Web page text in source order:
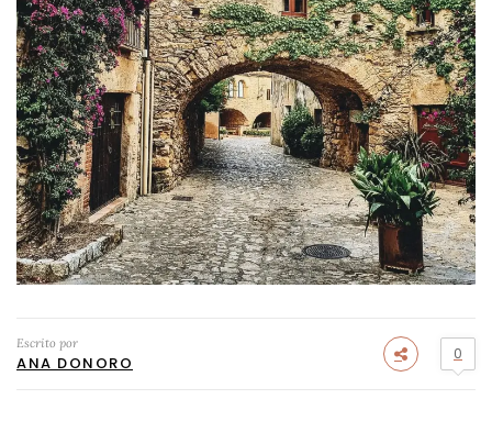
Escrito por
ANA DONORO 0